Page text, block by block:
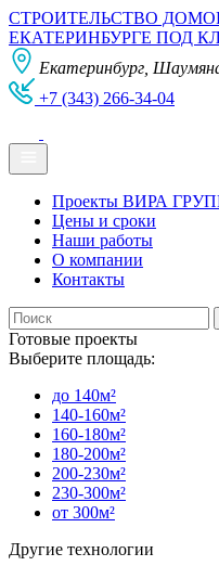
СТРОИТЕЛЬСТВО
ЕКАТЕРИНБУРГЕ ПОД
Екатеринбург,
+7 (343) 266-34-04
Проекты ВИРА
Цены и сроки
Наши работы
О компании
Контакты
Готовые проекты
Выберите площадь:
до 140м²
140-160м²
160-180м²
180-200м²
200-230м²
230-300м²
от 300м²
Другие технологии